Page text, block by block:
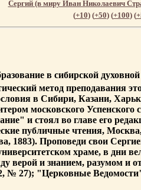
Сергий (в миру Иван Николаевич
(+10) (+50) (+100) (
в сибирской
метод преподавания
в Сибири, Казани,
московского Успенского
и стоял во главе его
публичные чтения,
1883). Проповеди свои
храме, в дни
верой и знанием, разумом и
№ 27); "Церковные